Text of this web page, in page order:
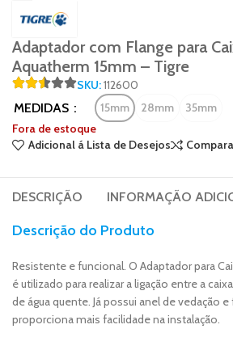
Adaptador com Flange para
Aquatherm 15mm – Tigre
SKU:112600
MEDIDAS 15mm 28mm
35mm
Fora de estoque
Adicional á Lista de Desejos
DESCRIÇÃO INFORMAÇÃO
Descrição do Produto
Resistente e funcional. O Adaptador para
é utilizado para realizar a ligação entre a
de água quente. Já possui anel de vedação
proporciona mais facilidade na instalação.